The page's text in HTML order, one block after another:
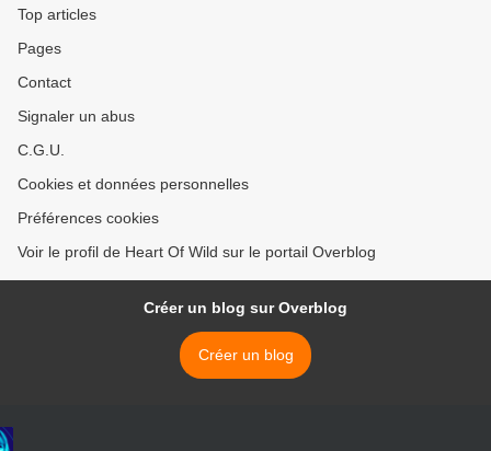
Top articles
Pages
Contact
Signaler un abus
C.G.U.
Cookies et données personnelles
Préférences cookies
Voir le profil de Heart Of Wild sur le portail Overblog
Créer un blog sur Overblog
Créer un blog